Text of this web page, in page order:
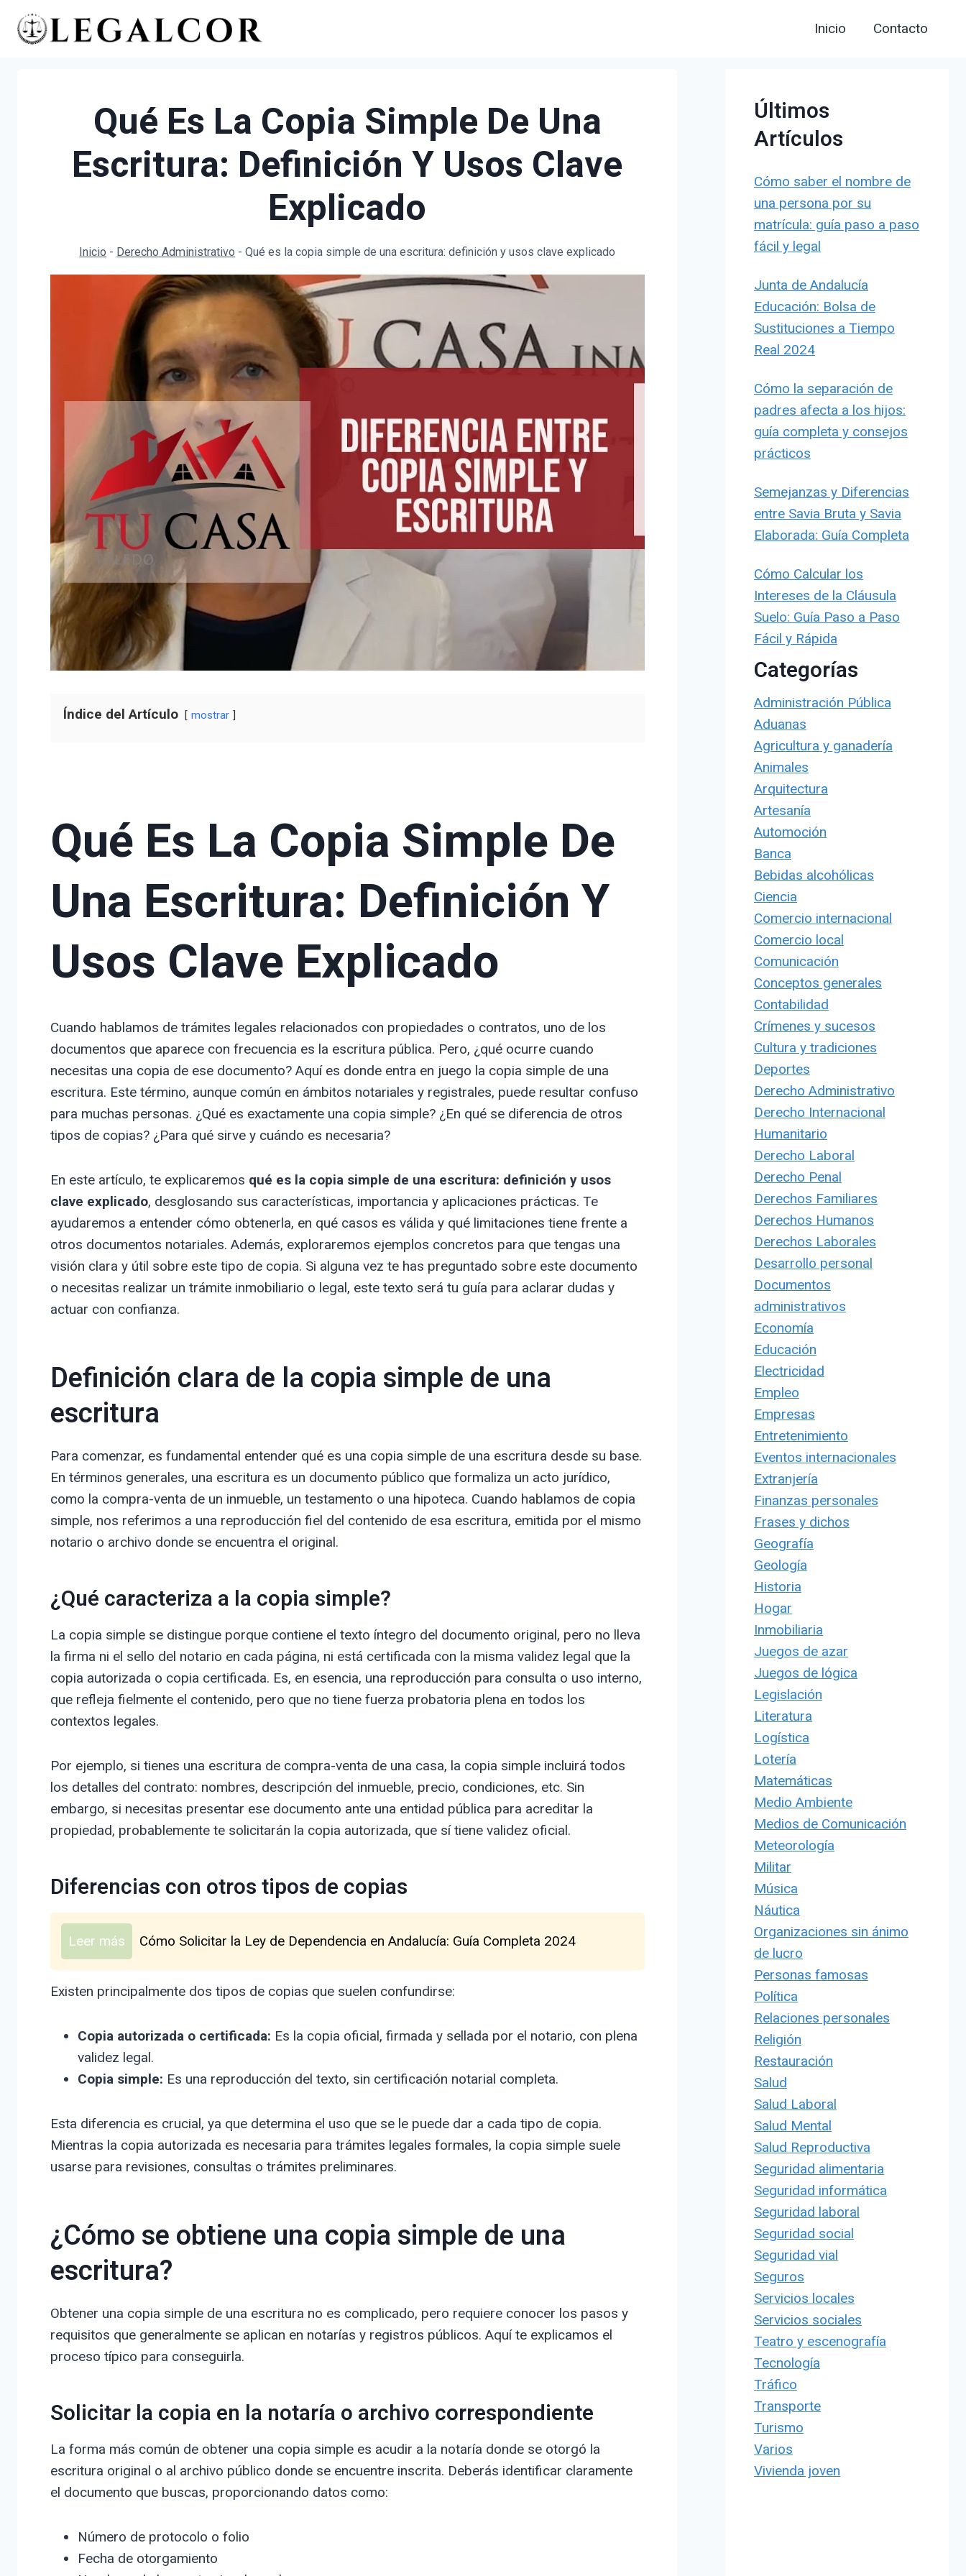
Saltar
Inicio Contacto
Qué Es La Copia Simple De Una
Escritura: Definición Y Usos Clave
Explicado
Inicio - Derecho Administrativo -Qué es la copia simple de una escritura: definición y usos clave explicado
Índice del Artículo mostrar
Qué Es La Copia Simple De
Una Escritura: Definición Y
Usos Clave Explicado
Cuando hablamos de trámites legales relacionados con propiedades o contratos, uno de los
documentos que aparece con frecuencia es la escritura pública. Pero, ¿qué ocurre cuando
necesitas una copia de ese documento? Aquí es donde entra en juego la copia simple de una
escritura. Este término, aunque común en ámbitos notariales y registrales, puede resultar confuso
para muchas personas. ¿Qué es exactamente una copia simple? ¿En qué se diferencia de otros
tipos de copias? ¿Para qué sirve y cuándo es necesaria?
En este artículo, te explicaremos qué es la copia simple de una escritura: definición y usos
clave explicado, desglosando sus características, importancia y aplicaciones prácticas. Te
ayudaremos a entender cómo obtenerla, en qué casos es válida y qué limitaciones tiene frente a
otros documentos notariales. Además, exploraremos ejemplos concretos para que tengas una
visión clara y útil sobre este tipo de copia. Si alguna vez te has preguntado sobre este documento
o necesitas realizar un trámite inmobiliario o legal, este texto será tu guía para aclarar dudas y
actuar con confianza.
Definición clara de la copia simple de una
escritura
Para comenzar, es fundamental entender qué es una copia simple de una escritura desde su base.
En términos generales, una escritura es un documento público que formaliza un acto jurídico,
como la compra-venta de un inmueble, un testamento o una hipoteca. Cuando hablamos de copia
simple, nos referimos a una reproducción fiel del contenido de esa escritura, emitida por el mismo
notario o archivo donde se encuentra el original.
¿Qué caracteriza a la copia simple?
La copia simple se distingue porque contiene el texto íntegro del documento original, pero no lleva
la firma ni el sello del notario en cada página, ni está certificada con la misma validez legal que la
copia autorizada o copia certificada. Es, en esencia, una reproducción para consulta o uso interno,
que refleja fielmente el contenido, pero que no tiene fuerza probatoria plena en todos los
contextos legales.
Por ejemplo, si tienes una escritura de compra-venta de una casa, la copia simple incluirá todos
los detalles del contrato: nombres, descripción del inmueble, precio, condiciones, etc. Sin
embargo, si necesitas presentar ese documento ante una entidad pública para acreditar la
propiedad, probablemente te solicitarán la copia autorizada, que sí tiene validez oficial.
Diferencias con otros tipos de copias
Leer más Cómo Solicitar la Ley de Dependencia en Andalucía: Guía Completa 2024
Existen principalmente dos tipos de copias que suelen confundirse:
Copia autorizada o certificada: Es la copia oficial, firmada y sellada por el notario, con plena
validez legal.
Copia simple: Es una reproducción del texto, sin certificación notarial completa.
Esta diferencia es crucial, ya que determina el uso que se le puede dar a cada tipo de copia.
Mientras la copia autorizada es necesaria para trámites legales formales, la copia simple suele
usarse para revisiones, consultas o trámites preliminares.
¿Cómo se obtiene una copia simple de una
escritura?
Obtener una copia simple de una escritura no es complicado, pero requiere conocer los pasos y
requisitos que generalmente se aplican en notarías y registros públicos. Aquí te explicamos el
proceso típico para conseguirla.
Solicitar la copia en la notaría o archivo correspondiente
La forma más común de obtener una copia simple es acudir a la notaría donde se otorgó la
escritura original o al archivo público donde se encuentre inscrita. Deberás identificar claramente
el documento que buscas, proporcionando datos como:
Número de protocolo o folio
Fecha de otorgamiento
Últimos
Artículos
Cómo saber el nombre de
una persona por su
matrícula: guía paso a paso
fácil y legal
Junta de Andalucía
Educación: Bolsa de
Sustituciones a Tiempo
Real 2024
Cómo la separación de
padres afecta a los hijos:
guía completa y consejos
prácticos
Semejanzas y Diferencias
entre Savia Bruta y Savia
Elaborada: Guía Completa
Cómo Calcular los
Intereses de la Cláusula
Suelo: Guía Paso a Paso
Fácil y Rápida
Categorías
Administración Pública
Aduanas
Agricultura y ganadería
Animales
Arquitectura
Artesanía
Automoción
Banca
Bebidas alcohólicas
Ciencia
Comercio internacional
Comercio local
Comunicación
Conceptos generales
Contabilidad
Crímenes y sucesos
Cultura y tradiciones
Deportes
Derecho Administrativo
Derecho Internacional
Humanitario
Derecho Laboral
Derecho Penal
Derechos Familiares
Derechos Humanos
Derechos Laborales
Desarrollo personal
Documentos
administrativos
Economía
Educación
Electricidad
Empleo
Empresas
Entretenimiento
Eventos internacionales
Extranjería
Finanzas personales
Frases y dichos
Geografía
Geología
Historia
Hogar
Inmobiliaria
Juegos de azar
Juegos de lógica
Legislación
Literatura
Logística
Lotería
Matemáticas
Medio Ambiente
Medios de Comunicación
Meteorología
Militar
Música
Náutica
Organizaciones sin ánimo
de lucro
Personas famosas
Política
Relaciones personales
Religión
Restauración
Salud
Salud Laboral
Salud Mental
Salud Reproductiva
Seguridad alimentaria
Seguridad informática
Seguridad laboral
Seguridad social
Seguridad vial
Seguros
Servicios locales
Servicios sociales
Teatro y escenografía
Tecnología
Tráfico
Transporte
Turismo
Varios
Vivienda joven